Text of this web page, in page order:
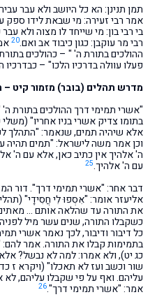
תמן תנינן: הא כל היושב ולא עבר
אמר רבי זעירה: מי שבאת לידו ספק
בי רבי בון: מי שייחד לו מצוה ולא
רבי מר עוקבן: כגון כיבוד אב ואם.20
ההולכים בתורת ה' " – כהולכים
פעלו עוולה בדרכיו הלכו" – כבדרכיו
מדרש תהלים (בובר) מזמור קיט
"אשרי תמימי דרך ההולכים
בתומו צדיק אשרי בניו אחריו"
אלא שיהיה תמים, שנאמר: "התהלך
וכן אמר משה לישראל: "תמים תהיה
ה' אלהיך אין כתיב כאן, אלא עם ה'
עם ה' אלהיך.25
דבר אחר: "אשרי תמימי דרך". דור
אליעזר אומר: "אִסְפוּ לִי חֲסִידָי"
את התורה עד שהלאה אותם …
כשקבלו התורה, שנים עשר מיל
כל דיבור ודיבור, לכך נאמר אשרי
בתמימות קבלו את התורה. אמר
כג יט), ולא אמרו: למה לא נבשל?
שור וכשב ועז לא תאכלו" (ויקרא ז
עליהם. ואף על פי שקבלו עליהם,
אמר: "אשרי תמימי דרך".26